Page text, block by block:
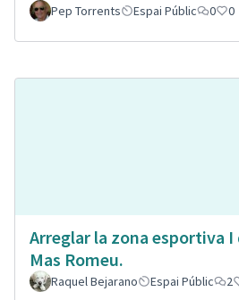
Pep Torrents
Espai Públic 0 0
Arreglar la zona esportiva
Mas Romeu.
Raquel Bejarano Espai Públic 2